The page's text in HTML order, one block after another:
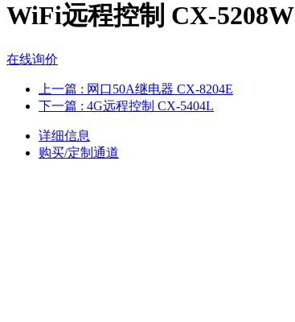
WiFi远程控制 CX-5208W
在线询价
上一篇 : 网口50A继电器 CX-8204E
下一篇 : 4G远程控制 CX-5404L
详细信息
购买/定制通道